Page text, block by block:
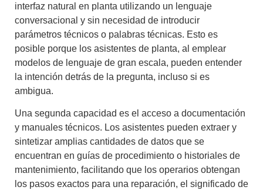
interfaz natural en planta utilizando un lenguaje
conversacional y sin necesidad de introducir
parámetros técnicos o palabras técnicas. Esto es
posible porque los asistentes de planta, al emplear
modelos de lenguaje de gran escala, pueden entender
la intención detrás de la pregunta, incluso si es
ambigua.
Una segunda capacidad es el acceso a documentación
y manuales técnicos. Los asistentes pueden extraer y
sintetizar amplias cantidades de datos que se
encuentran en guías de procedimiento o historiales de
mantenimiento, facilitando que los operarios obtengan
los pasos exactos para una reparación, el significado de